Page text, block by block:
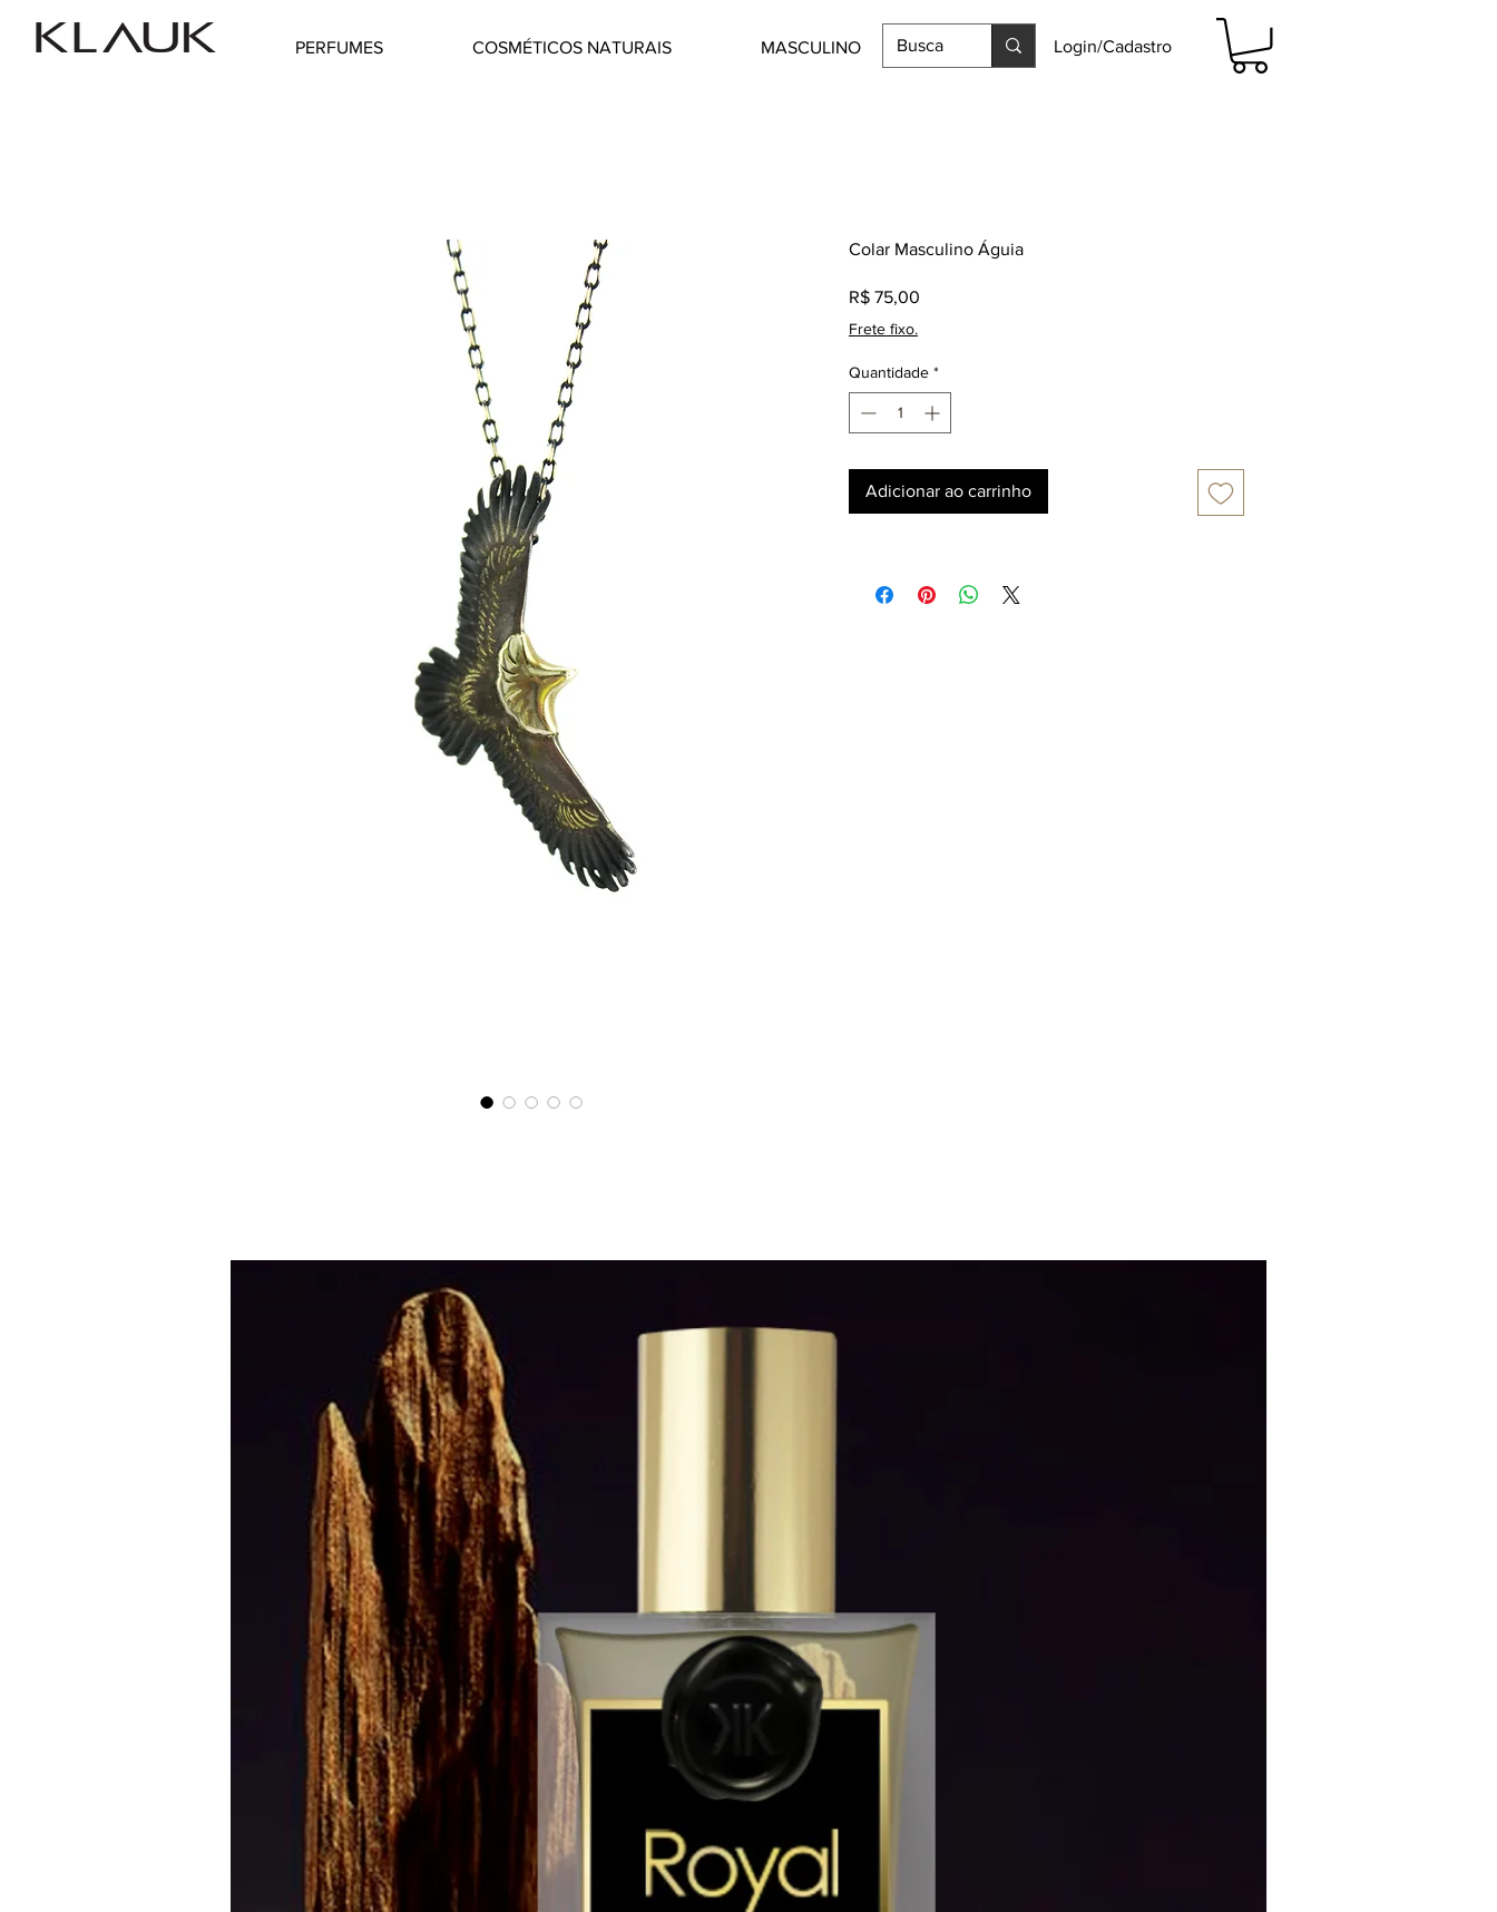
PERFUMES COSMÉTICOS NATURAIS MASCULINO Login/Cadastro
Colar Masculino Águia
R$ 75,00
Frete fixo.
Quantidade *
Adicionar ao carrinho